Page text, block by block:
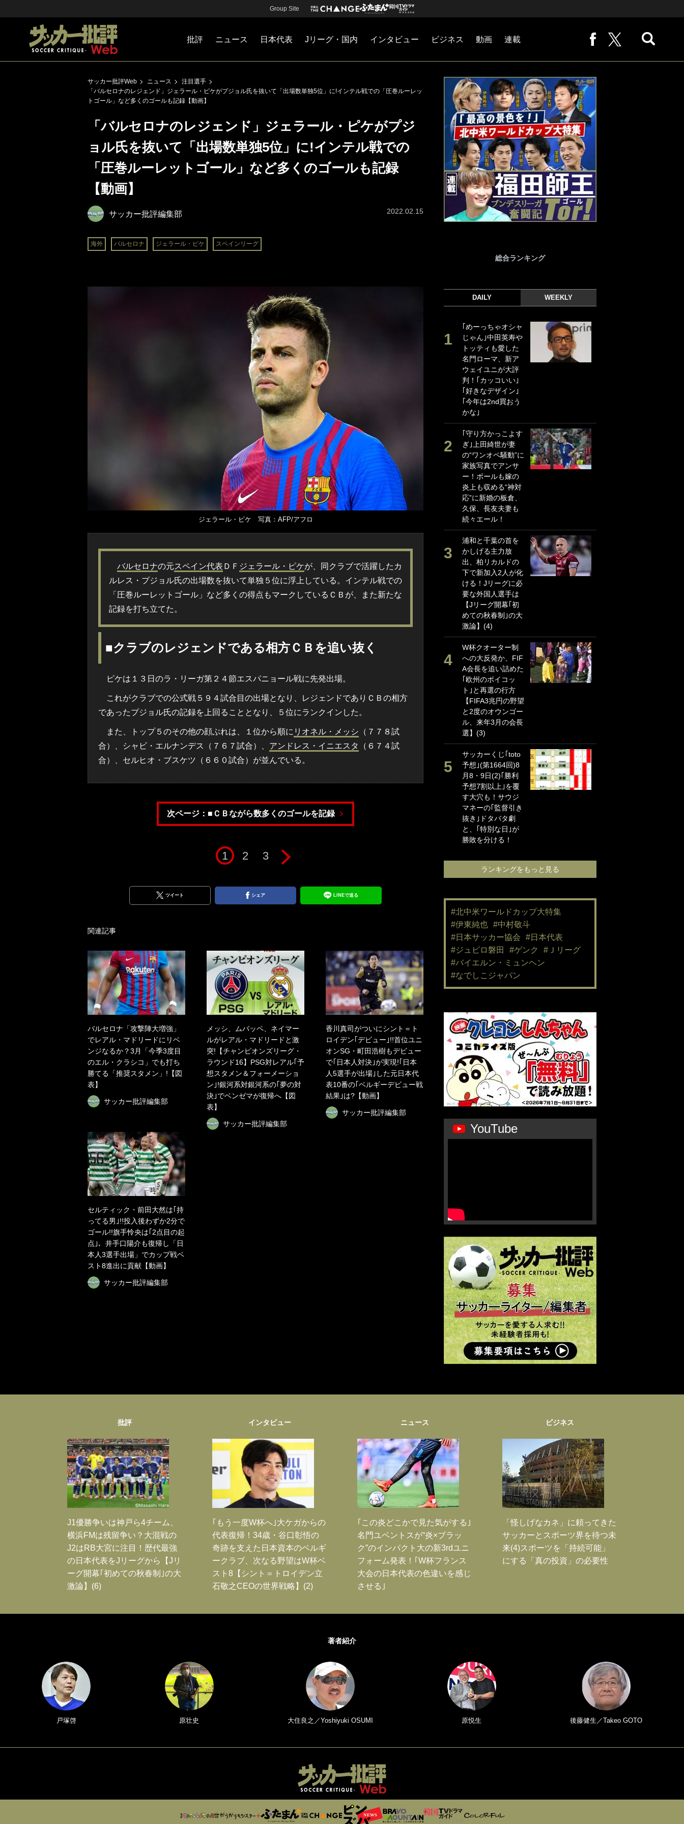
Group Site
批評 ニュース 日本代表 Jリーグ・国内 インタビュー ビジネス 動画 連載
サッカー批評Web ニュース
注目選手
「バルセロナのレジェンド」ジェラール・ピケがプジョル氏を抜いて「出場数単独5位」に!インテル戦での「圧巻ルーレッ
トゴール」など多くのゴールも記録【動画】
「バルセロナのレジェンド」ジェラール・ピケがプジ
ョル氏を抜いて「出場数単独5位」に!インテル戦での
「圧巻ルーレットゴール」など多くのゴールも記録
【動画】
サッカー批評編集部
海外 バルセロナ ジェラール・ピケ スペインリーグ
2022.02.15
ジェラール・ピケ 写真：AFP/アフロ
バルセロナの元スペイン代表 ＤＦ ジェラール・ピケが、同クラブで活躍したカ
ルレス・プジョル氏の出場数を抜いて単独５位に浮上している。インテル戦での
「圧巻ルーレットゴール」など多くの得点もマークしているＣＢが、また新たな
記録を打ち立てた。
■クラブのレジェンドである相方ＣＢを追い抜く
ピケは１３日のラ・リーガ第２４節エスパニョール戦に先発出場。
これがクラブでの公式戦５９４試合目の出場となり、レジェンドでありＣＢの相方
であったプジョル氏の記録を上回ることとなり、５位にランクインした。
また、トップ５のその他の顔ぶれは、１位から順に リオネル・メッシ （７７８試
合）、シャビ・エルナンデス（７６７試合）、 アンドレス・イニエスタ
（６７４試
合）、セルヒオ・ブスケツ（６６０試合）が並んでいる。
次ページ：■ＣＢながら数多くのゴールを記録
1 2 3
ツイート シェア LINEで送る
関連記事
バルセロナ「攻撃陣大増強」
でレアル・マドリードにリベ
ンジなるか？3月「今季3度目
のエル・クラシコ」でも打ち
勝てる「推奨スタメン」!【図
表】
サッカー批評編集部
メッシ、ムバッペ、ネイマー
ルがレアル・マドリードと激
突!【チャンピオンズリーグ・
ラウンド16】PSG対レアル｢予
想スタメン＆フォーメーショ
ン｣!銀河系対銀河系の｢夢の対
決｣でベンゼマが復帰へ【図
表】
サッカー批評編集部
香川真司がついにシント＝ト
ロイデン｢デビュー｣!!首位ユニ
オンSG・町田浩樹もデビュー
で｢日本人対決｣が実現!｢日本
人5選手が出場｣した元日本代
表10番の｢ベルギーデビュー戦
結果｣は?【動画】
サッカー批評編集部
セルティック・前田大然は｢持
ってる男｣!!投入後わずか2分で
ゴール!!旗手怜央は｢2点目の起
点｣、井手口陽介も復帰し「日
本人3選手出場」でカップ戦ベ
スト8進出に貢献【動画】
サッカー批評編集部
総合ランキング
DAILY WEEKLY
｢めーっちゃオシャ
じゃん｣中田英寿や
トッティも愛した
名門ローマ、新ア
ウェイユニが大評
判！｢カッコいい｣
｢好きなデザイン｣
｢今年は2nd買おう
かな｣
｢守り方かっこよす
ぎ｣上田綺世が妻
の“ワンオペ騒動”に
家族写真でアンサ
ー！ボールも嫁の
炎上も収める“神対
応”に新婚の板倉、
久保、長友夫妻も
続々エール！
浦和と千葉の首を
かしげる主力放
出、柏リカルドの
下で新加入2人が化
ける！Jリーグに必
要な外国人選手は
【Jリーグ開幕｢初
めての秋春制｣の大
激論】(4)
W杯クオーター制
への大反発か、FIF
A会長を追い詰めた
｢欧州のボイコッ
ト｣と再選の行方
【FIFA3兆円の野望
と2度のオウンゴー
ル、来年3月の会長
選】(3)
サッカーくじ｢toto
予想｣(第1664回)8
月8・9日(2)｢勝利
予想7割以上｣を覆
す大穴も！サウジ
マネーの｢監督引き
抜き｣ドタバタ劇
と、｢特別な日｣が
勝敗を分ける！
ランキングをもっと見る
#北中米ワールドカップ大特集
#伊東純也 #中村敬斗
#日本サッカー協会
#日本代表
#ジュビロ磐田
#ゲンク
#Ｊリーグ
#バイエルン・ミュンヘン
#なでしこジャパン
YouTube
批評
J1優勝争いは神戸ら4チーム、
横浜FMは残留争い？大混戦の
J2はRB大宮に注目！歴代最強
の日本代表をJリーグから【Jリ
ーグ開幕｢初めての秋春制｣の大
激論】(6)
インタビュー
｢もう一度W杯へ｣大ケガからの
代表復帰！34歳・谷口彰悟の
奇跡を支えた日本資本のベルギ
ークラブ、次なる野望はW杯ベ
スト8【シント＝トロイデン立
石敬之CEOの世界戦略】(2)
ニュース
｢この炎どこかで見た気がする｣
名門ユベントスが“炎×ブラッ
ク”のインパクト大の新3rdユニ
フォーム発表！｢W杯フランス
大会の日本代表の色違いを感じ
させる｣
ビジネス
「怪しげなカネ」に頼ってきた
サッカーとスポーツ界を待つ未
来(4)スポーツを「持続可能」
にする「真の投資」の必要性
著者紹介
戸塚啓 原壮史 大住良之／Yoshiyuki OSUMI 原悦生 後藤健生／Takeo GOTO